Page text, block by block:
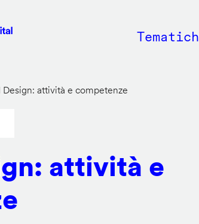
Main
Design: attività e competenze
attività e